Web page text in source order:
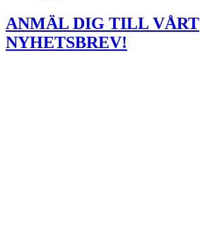
ANMÄL DIG TILL VÅRT
NYHETSBREV!